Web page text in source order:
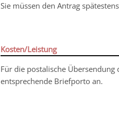
Sie müssen den Antrag
Kosten/Leistung
Für die postalische
entsprechende Briefporto an.